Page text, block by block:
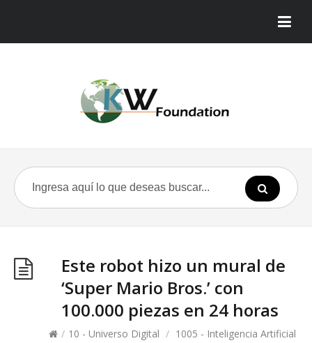
Este robot hizo un mural de
‘Super Mario Bros.’ con
100.000 piezas en 24 horas
/ 10 - Universo Digital / 1005 - Inteligencia Artificial